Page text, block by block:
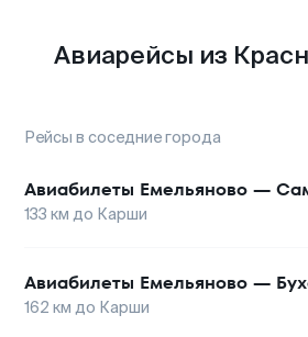
Авиарейсы из
Рейсы в соседние города
Авиабилеты Емельяново —
133 км до Карши
Авиабилеты Емельяново —
162 км до Карши